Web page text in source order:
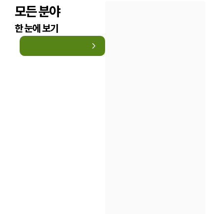
모든 분야
한 눈에 보기